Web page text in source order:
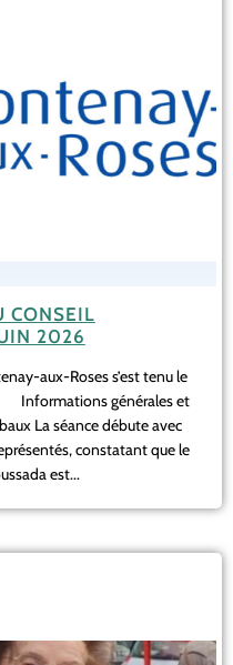
CONSEIL
2026
aux-Roses s’est tenu le
Informations générales et
La séance débute avec
constatant que le
est...